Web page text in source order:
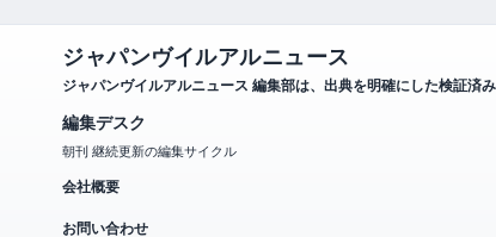
ジャパンヴイルアルニュース
ジャパンヴイルアルニュース 編集部は、出典を明確にした検証済
編集デスク
朝刊 継続更新の編集サイクル
会社概要
お問い合わせ